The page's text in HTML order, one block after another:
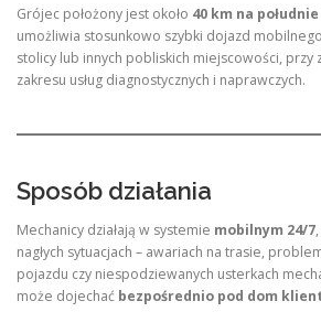
Grójec położony jest około 40 km na
umożliwia stosunkowo szybki dojazd
stolicy lub innych pobliskich miejscowości, przy
zakresu usług diagnostycznych i naprawczych.
Sposób działania
Mechanicy działają w systemie mobilnym 24/7
nagłych sytuacjach – awariach na trasie,
pojazdu czy niespodziewanych usterkach
może dojechać bezpośrednio pod dom